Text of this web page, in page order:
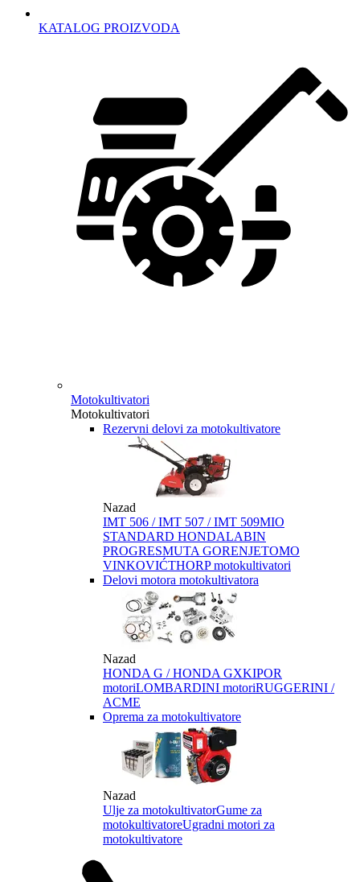
KATALOG PROIZVODA
Motokultivatori
Motokultivatori
Rezervni delovi za motokultivatore
Nazad
IMT 506 / IMT 507 / IMT 509MIO
STANDARD HONDALABIN
PROGRESMUTA GORENJETOMO
VINKOVIĆTHORP motokultivatori
Delovi motora motokultivatora
Nazad
HONDA G / HONDA GXKIPOR
motoriLOMBARDINI motoriRUGGERINI /
ACME
Oprema za motokultivatore
Nazad
Ulje za motokultivatorGume za
motokultivatoreUgradni motori za
motokultivatore